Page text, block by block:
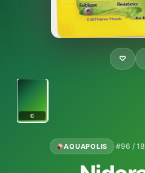
♡
C
AQUAPOLIS ·#96 /